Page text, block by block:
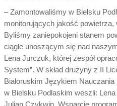
– Zamontowaliśmy w Bielsku
monitorujących jakość powietrza,
Byliśmy zaniepokojeni stanem
ciągle unoszącym się nad
Lena Jurczuk, której zespół
System”. W skład drużyny z II
Białoruskim Językiem
w Bielsku Podlaskim weszli: